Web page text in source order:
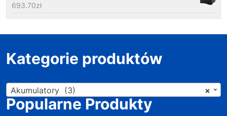
693.70zł
Kategorie produktów
×
Akumulatory (3)
Popularne Produkty